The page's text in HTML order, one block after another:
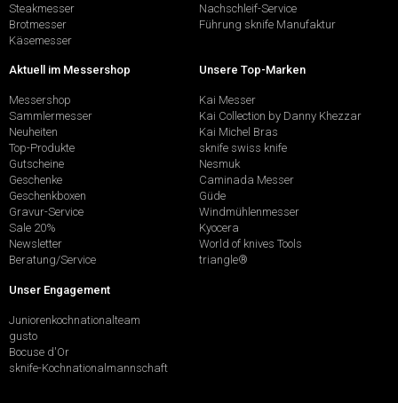
Steakmesser
Brotmesser
Käsemesser
Nachschleif-Service
Führung sknife Manufaktur
Aktuell im Messershop
Messershop
Sammlermesser
Neuheiten
Top-Produkte
Gutscheine
Geschenke
Geschenkboxen
Gravur-Service
Sale 20%
Newsletter
Beratung/Service
Unsere Top-Marken
Kai Messer
Kai Collection by Danny Khezzar
Kai Michel Bras
sknife swiss knife
Nesmuk
Caminada Messer
Güde
Windmühlenmesser
Kyocera
World of knives Tools
triangle®
Unser Engagement
Juniorenkochnationalteam
gusto
Bocuse d'Or
sknife-Kochnationalmannschaft